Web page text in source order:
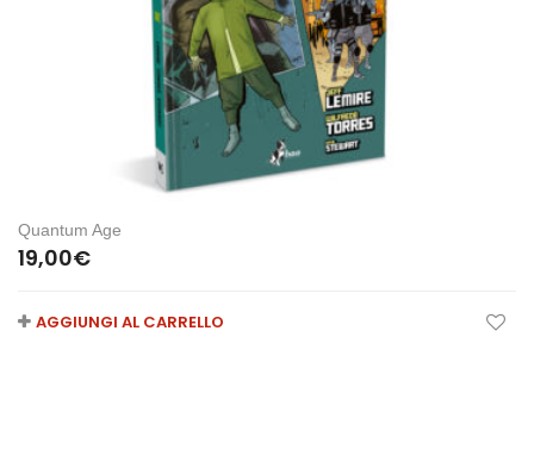
Quantum Age
19,00€
AGGIUNGI AL CARRELLO